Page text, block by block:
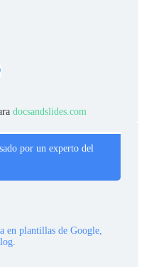
docsandslides.com
por un experto del
en plantillas de Google,